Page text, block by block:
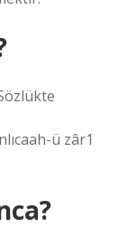
ü zâr1